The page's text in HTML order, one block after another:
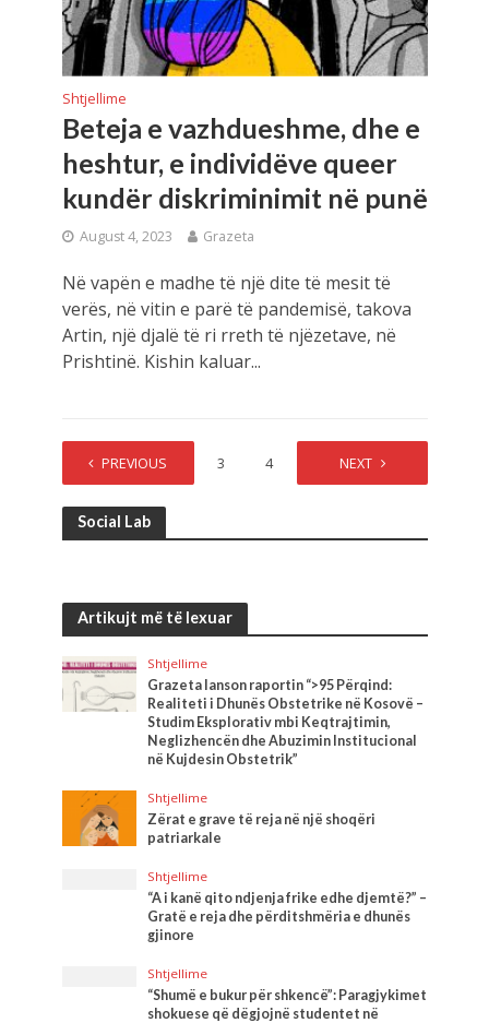
Shtjellime
Beteja e vazhdueshme, dhe e
heshtur, e individëve queer
kundër diskriminimit në punë
August 4, 2023 Grazeta
Në vapën e madhe të një dite të mesit të
verës, në vitin e parë të pandemisë, takova
Artin, një djalë të ri rreth të njëzetave, në
Prishtinë. Kishin kaluar...
PREVIOUS
1 3 4 7
NEXT
Social Lab
Artikujt më të lexuar
Shtjellime
Grazeta lanson raportin “>95 Përqind:
Realiteti i Dhunës Obstetrike në Kosovë –
Studim Eksplorativ mbi Keqtrajtimin,
Neglizhencën dhe Abuzimin Institucional
në Kujdesin Obstetrik”
Shtjellime
Zërat e grave të reja në një shoqëri
patriarkale
Shtjellime
“A i kanë qito ndjenja frike edhe djemtë?” –
Gratë e reja dhe përditshmëria e dhunës
gjinore
Shtjellime
“Shumë e bukur për shkencë”: Paragjykimet
shokuese që dëgjojnë studentet në